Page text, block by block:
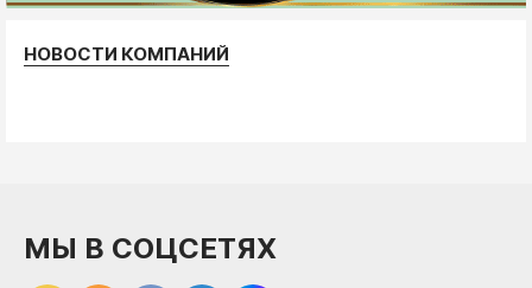
НОВОСТИ КОМПАНИЙ
МЫ В СОЦСЕТЯХ